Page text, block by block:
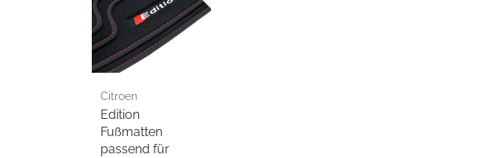
Citroen
Spacetourer Bj.
2016-
Edition
Fußmatten
passend für